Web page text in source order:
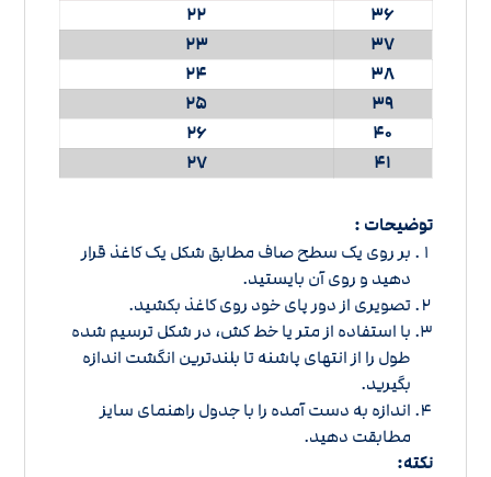
36
22
37
23
38
24
39
25
40
26
41
27
توضیحات :
بر روی یک سطح صاف مطابق شکل یک کاغذ قرار
دهید و روی آن بایستید.
تصویری از دور پای خود روی کاغذ بکشید.
با استفاده از متر یا خط کش، در شکل ترسیم شده
طول را از انتهای پاشنه تا بلندترین انگشت اندازه
بگیرید.
اندازه به دست آمده را باجدول راهنمای سایز
مطابقت دهید.
نکته: